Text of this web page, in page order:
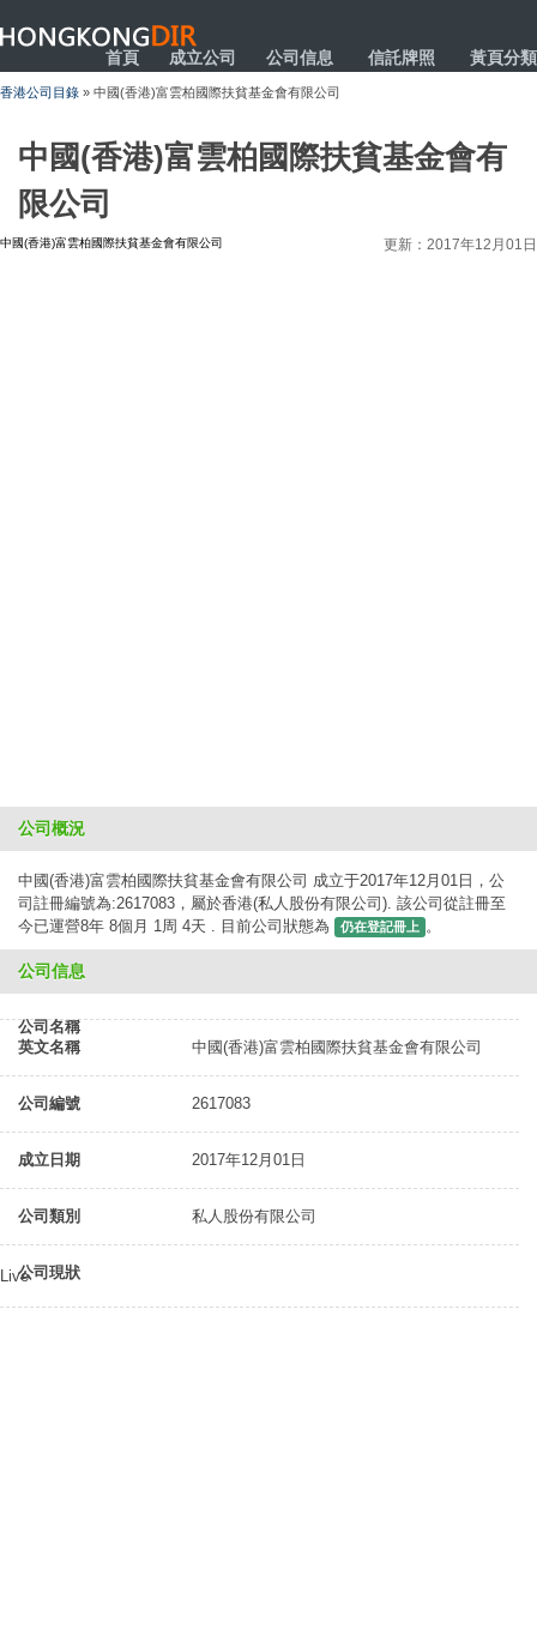
HONGKONGDIR
首頁 成立公司 公司信息 信託牌照 黃頁分類
香港公司目錄 » 中國(香港)富雲柏國際扶貧基金會有限公司
中國(香港)富雲柏國際扶貧基金會有
限公司
中國(香港)富雲柏國際扶貧基金會有限公司 更新：2017年12月01日
公司概況
中國(香港)富雲柏國際扶貧基金會有限公司 成立于2017年12月01日，公
司註冊編號為:2617083，屬於香港(私人股份有限公司). 該公司從註冊至
今已運營8年 8個月 1周 4天 . 目前公司狀態為
仍在登記冊上 。
公司信息
公司名稱
英文名稱
中國(香港)富雲柏國際扶貧基金會有限公司
公司編號 2617083
成立日期 2017年12月01日
公司類別 私人股份有限公司
公司現狀
Live